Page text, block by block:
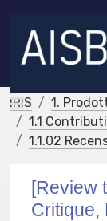
IRIS
1.
1.1
1.1.02
[Review
Critique,